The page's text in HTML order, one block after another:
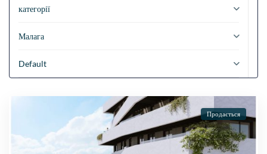
категорії
Малага
Default
Продається